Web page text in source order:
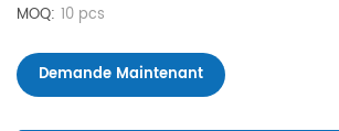
MOQ: 10 pcs
Demande Maintenant